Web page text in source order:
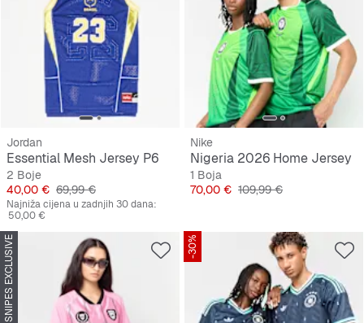
Jordan
Essential Mesh Jersey P6
2 Boje
Cijena
40,00 € Originalna cijena
69,99 €
Najniža cijena u zadnjih 30 dana:
50,00 €
Nike
Nigeria 2026 Home Jersey
1 Boja
Cijena
70,00 € Originalna cijena
109,99 €
SNIPES EXCLUSIVE -30%